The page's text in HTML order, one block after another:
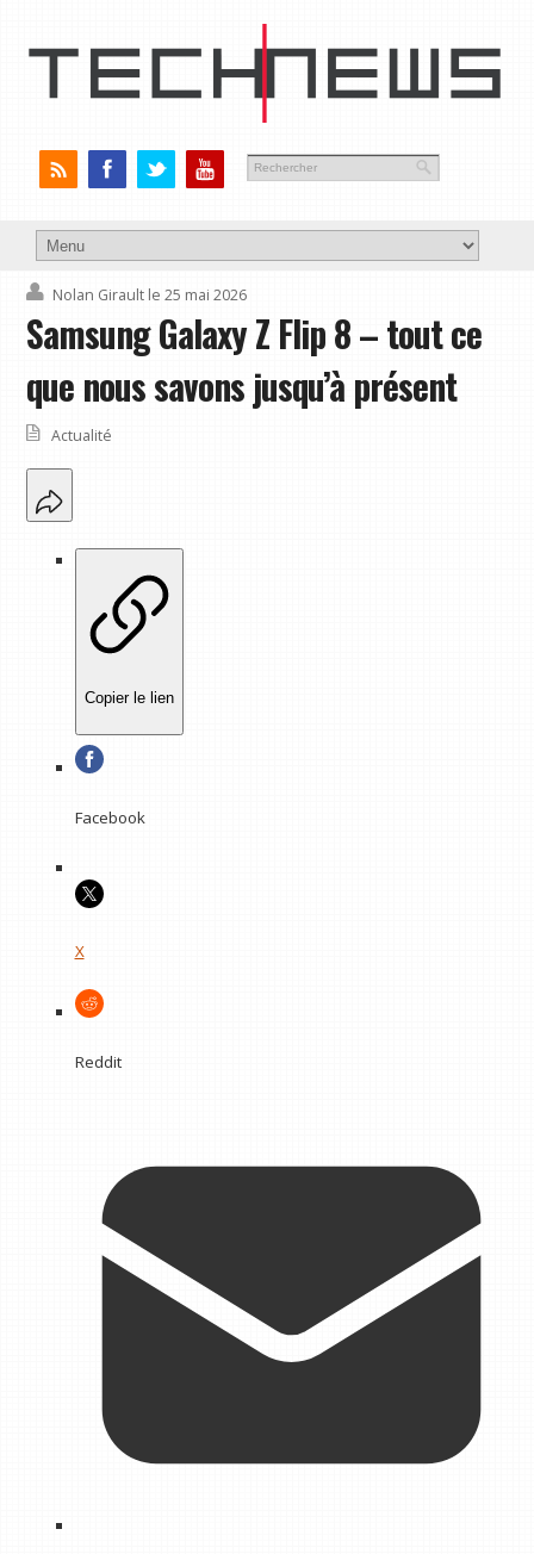
Nolan Girault le 25 mai 2026
Samsung Galaxy Z Flip 8 – tout ce
que nous savons jusqu’à présent
Actualité
Copier le lien
Facebook
X
Reddit